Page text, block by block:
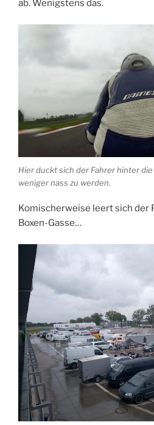
ab. Wenigstens das.
Hier duckt sich der Fahrer hinter
weniger nass zu werden.
Komischerweise leert sich der
Boxen-Gasse…